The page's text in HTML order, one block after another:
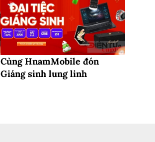
Cùng HnamMobile đón
Giáng sinh lung linh